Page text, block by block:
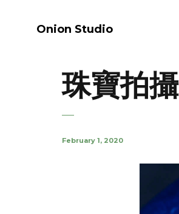
Onion Studio
珠寶拍攝
February 1, 2020